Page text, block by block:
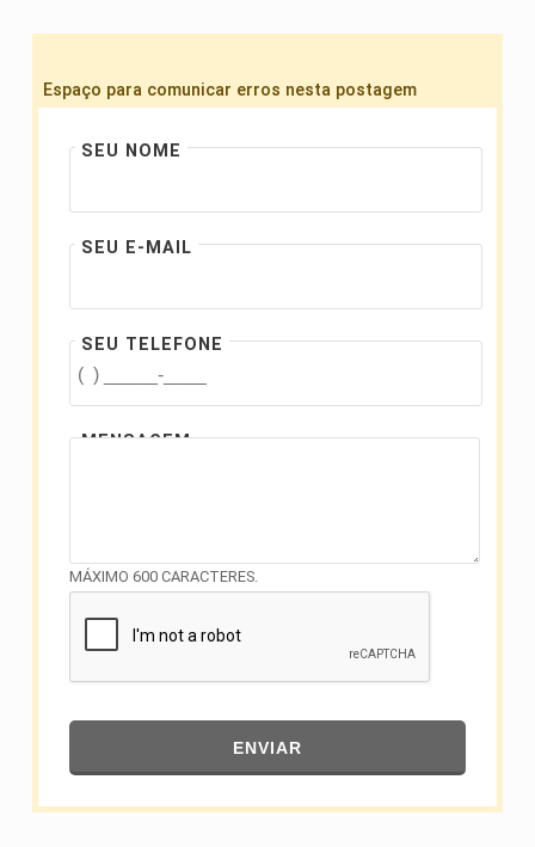
Espaço para comunicar erros nesta postagem
SEU NOME
SEU E-MAIL
SEU TELEFONE
MENSAGEM
MÁXIMO 600 CARACTERES.
ENVIAR